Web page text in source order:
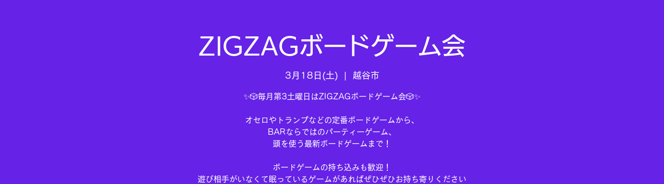
ZIGZAGボードゲーム会
3月18日(土) 越谷市
✨🎲毎月第3土曜日はZIGZAGボードゲーム会🎲✨
オセロやトランプなどの定番ボードゲームから、
BARならではのパーティーゲーム、
頭を使う最新ボードゲームまで！
ボードゲームの持ち込みも歓迎！
遊び相手がいなくて眠っているゲームがあればぜひぜひお持ち寄りください